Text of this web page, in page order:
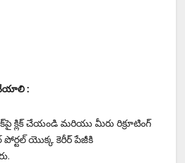
:
క్లిక్ చేయండి మరియు మీరు రిక్రూటింగ్
పోర్టల్ యొక్క కెరీర్ పేజీకి